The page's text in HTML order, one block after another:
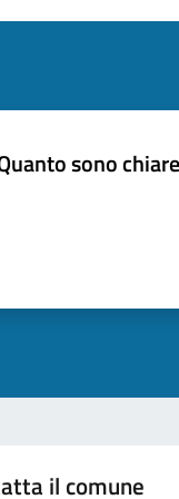
sono
il comune